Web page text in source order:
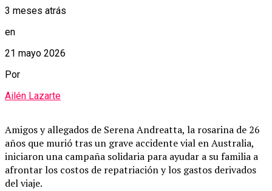
3 meses atrás
en
21 mayo 2026
Por
Ailén Lazarte
Amigos y allegados de Serena Andreatta, la rosarina de 26
años que murió tras un grave accidente vial en Australia,
iniciaron una campaña solidaria para ayudar a su familia a
afrontar los costos de repatriación y los gastos derivados
del viaje.